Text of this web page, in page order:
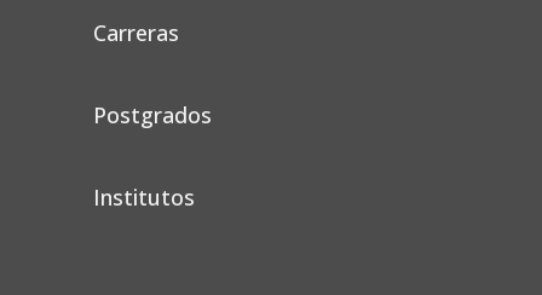
Carreras
Postgrados
Institutos